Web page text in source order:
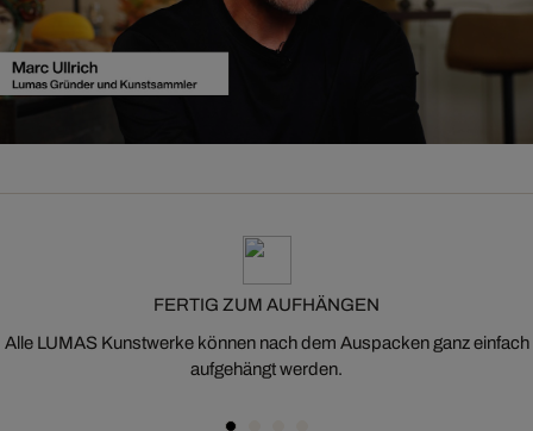
FERTIG ZUM AUFHÄNGEN
Alle LUMAS Kunstwerke können nach dem Auspacken ganz einfach
aufgehängt werden.